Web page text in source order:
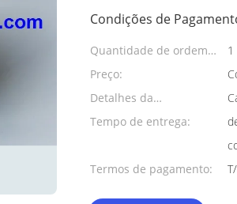
Condições de
Quantidade de ordem
mínima:
1
Preço:
Detalhes da
embalagem:
Tempo de entrega:
Termos de pagamento: